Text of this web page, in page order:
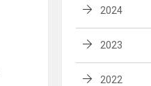
2024
2023
2022